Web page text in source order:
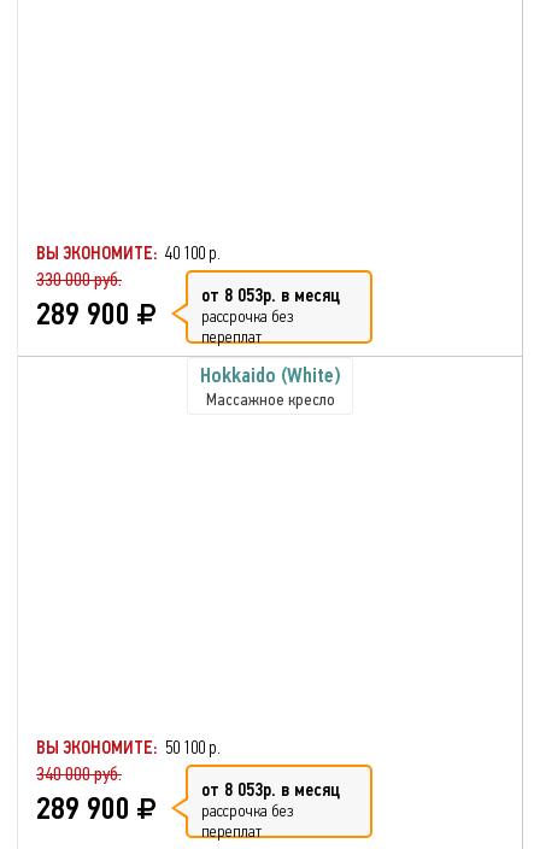
ВЫ ЭКОНОМИТЕ: 40 100 р.
330 000 руб.
289 900 от 8 053р. в месяц
рассрочка без
переплат
Hokkaido (White)
Массажное кресло
ВЫ ЭКОНОМИТЕ: 50 100 р.
340 000 руб.
289 900 от 8 053р. в месяц
рассрочка без
переплат